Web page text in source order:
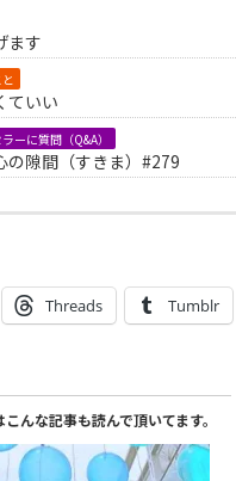
ます
ていい
ーに質問（Q&A）
の隙間（すきま）#279
Threads Tumblr
んな記事も読んで頂いてます。